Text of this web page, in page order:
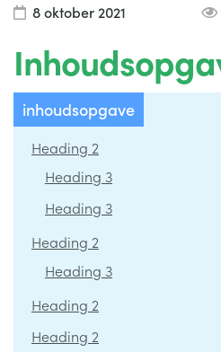
ADVIES
KLANTENSERVICE
8 oktober 2021
inhoudsopgave
Heading 2
Heading 3
Heading 3
Heading 2
Heading 3
Heading 2
Heading 2